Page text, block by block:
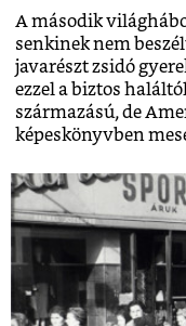
A második
senkinek nem
javarészt zsidó
ezzel a biztos
származású, de
képeskönyvben